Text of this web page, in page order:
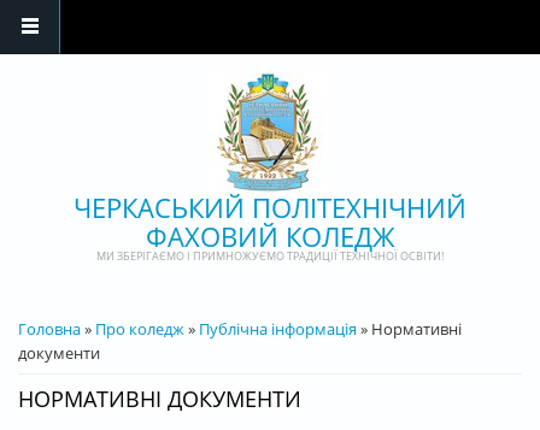
ЧЕРКАСЬКИЙ ПОЛІТЕХНІЧНИЙ
ФАХОВИЙ КОЛЕДЖ
МИ ЗБЕРІГАЄМО І ПРИМНОЖУЄМО ТРАДИЦІЇ ТЕХНІЧНОЇ ОСВІТИ!
ВИ Є ТУТ
Головна» Про коледж» Публічна інформація» Нормативні
документи
НОРМАТИВНІ ДОКУМЕНТИ